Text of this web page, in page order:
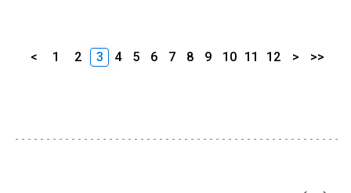
< 1 2 3 4 5 6 7 8 9 10 11 12 > >>